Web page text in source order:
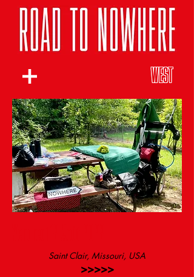
WEST
Saint Clair, Missouri, USA
>>>>>